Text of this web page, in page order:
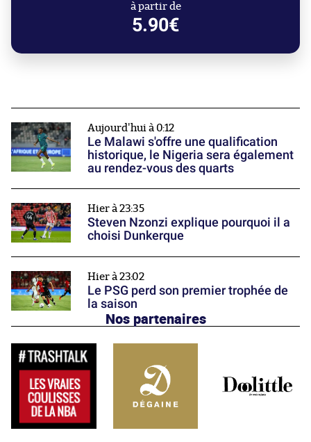
à partir de
5.90€
Aujourd'hui à 0:12
Le Malawi s'offre une qualification
historique, le Nigeria sera également
au rendez-vous des quarts
Hier à 23:35
Steven Nzonzi explique pourquoi il a
choisi Dunkerque
Hier à 23:02
Le PSG perd son premier trophée de
la saison
Nos partenaires